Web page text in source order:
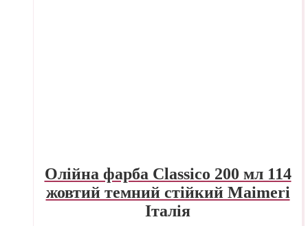
Олійна фарба Classico 200 мл 114
жовтий темний стійкий Maimeri
Італія